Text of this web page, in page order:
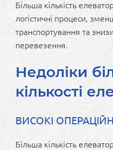
Більша кількість
логістичні процеси,
транспортування та
перевезення.
Недоліки
кількості
ВИСОКІ
Більша кількість